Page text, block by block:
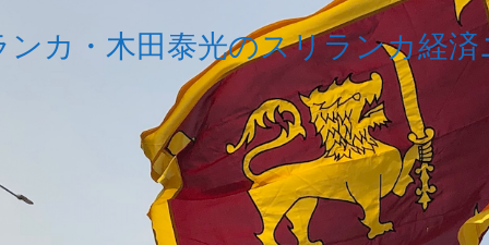
ンカ・木田泰光のスリランカ経済